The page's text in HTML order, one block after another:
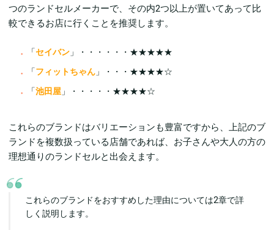
つのランドセルメーカーで、その内2つ以上が置いてあって比
較できるお店に行くことを推奨します。
「セイバン 」・・・・・・★★★★★
「フィットちゃん 」・・・★★★★☆
「池田屋 」・・・・・★★★★☆
これらのブランドはバリエーションも豊富ですから、上記のブ
ランドを複数扱っている店舗であれば、お子さんや大人の方の
理想通りのランドセルと出会えます。
これらのブランドをおすすめした理由については2章で詳
しく説明します。